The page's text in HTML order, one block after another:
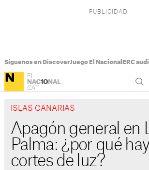
Síguenos en DiscoverJuego El Nacional ERC
ISLAS CANARIAS
Apagón general en
Palma: ¿por qué
cortes de luz?